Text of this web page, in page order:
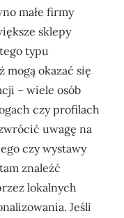
małe firmy
sklepy
typu
okazać się
– wiele osób
czy profilach
uwagę na
czy wystawy
znaleźć
lokalnych
Jeśli